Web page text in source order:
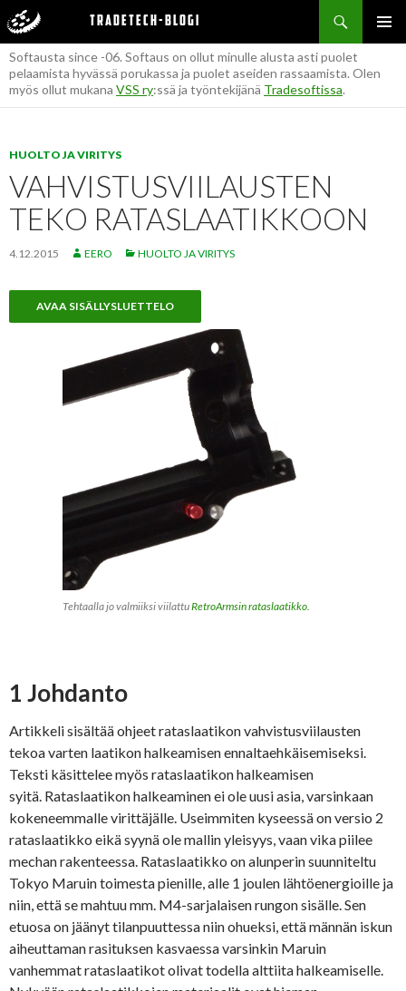
Tradetech-blogi
Haku
SIIRRY
SISÄLTÖÖN
Tietoja bloggaajasta Eero:
Softausta since -06. Softaus on ollut minulle alusta asti puolet
pelaamista hyvässä porukassa ja puolet aseiden rassaamista. Olen
myös ollut mukana VSS ry:ssä ja työntekijänä Tradesoftissa.
HUOLTO JA VIRITYS
VAHVISTUSVIILAUSTEN
TEKO RATASLAATIKKOON
4.12.2015 EERO HUOLTO JA VIRITYS
AVAA SISÄLLYSLUETTELO
Tehtaalla jo valmiiksi viilattuRetroArmsin rataslaatikko.
1 Johdanto
Artikkeli sisältää ohjeet rataslaatikon vahvistusviilausten
tekoa varten laatikon halkeamisen ennaltaehkäisemiseksi.
Teksti käsittelee myös rataslaatikon halkeamisen
syitä. Rataslaatikon halkeaminen ei ole uusi asia, varsinkaan
kokeneemmalle virittäjälle. Useimmiten kyseessä on versio 2
rataslaatikko eikä syynä ole mallin yleisyys, vaan vika piilee
mechan rakenteessa. Rataslaatikko on alunperin suunniteltu
Tokyo Maruin toimesta pienille, alle 1 joulen lähtöenergioille ja
niin, että se mahtuu mm. M4-sarjalaisen rungon sisälle. Sen
etuosa on jäänyt tilanpuuttessa niin ohueksi, että männän iskun
aiheuttaman rasituksen kasvaessa varsinkin Maruin
vanhemmat rataslaatikot olivat todella alttiita halkeamiselle.